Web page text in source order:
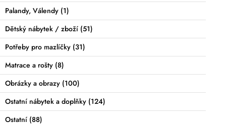
Palandy, Válendy (1)
Dětský nábytek / zboží (51)
Potřeby pro mazlíčky (31)
Matrace a rošty (8)
Obrázky a obrazy (100)
Ostatní nábytek a doplňky (124)
Ostatní (88)